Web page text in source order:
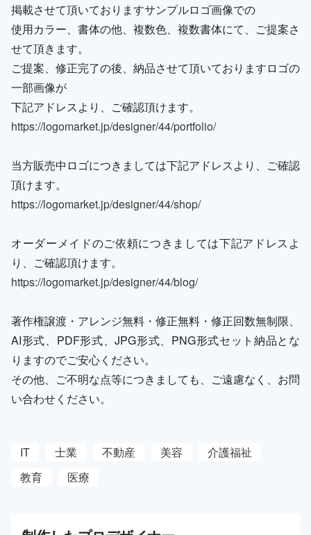
掲載させて頂いておりますサンプルロゴ画像での
使用カラー、書体の他、複数色、複数書体にて、ご提案さ
せて頂きます。
ご提案、修正完了の後、納品させて頂いておりますロゴの
一部画像が
下記アドレスより、ご確認頂けます。
https://logomarket.jp/designer/44/portfolio/
当方販売中ロゴにつきましては下記アドレスより、ご確認
頂けます。
https://logomarket.jp/designer/44/shop/
オーダーメイドのご依頼につきましては下記アドレスよ
り、ご確認頂けます。
https://logomarket.jp/designer/44/blog/
著作権譲渡・アレンジ無料・修正無料・修正回数無制限、
AI形式、PDF形式、JPG形式、PNG形式セット納品とな
りますのでご安心ください。
その他、ご不明な点等につきましても、ご遠慮なく、お問
い合わせください。
IT 士業 不動産 美容
介護福祉
教育
医療